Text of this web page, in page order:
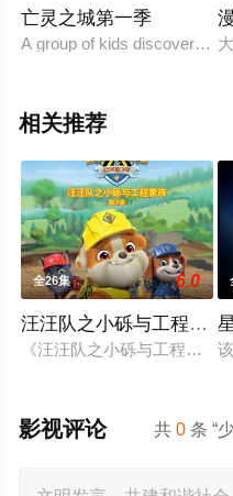
亡灵之城第一季
A group of kids discover
相关推荐
全26集 6.0
汪汪队之小砾与工程家族
《汪汪队之小砾与工程家
共0 条 “
影视评论